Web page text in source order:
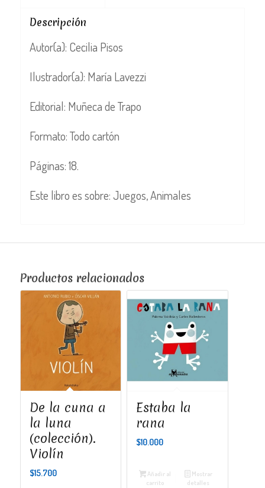
Descripción
Autor(a): Cecilia Pisos
Ilustrador(a): María Lavezzi
Editorial: Muñeca de Trapo
Formato: Todo cartón
Páginas: 18.
Este libro es sobre: Juegos, Animales
Productos relacionados
De la cuna a
la luna
(colección).
Violín
$15.700
Estaba la
rana
$10.000
Añadir al
carrito
Mostrar
detalles